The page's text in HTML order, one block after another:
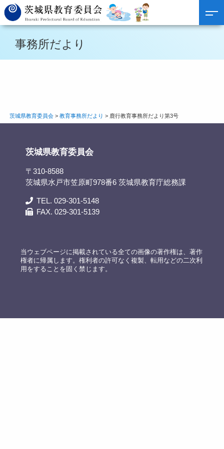
事務所だより
茨城県教育委員会> 教育事務所だより > 鹿行教育事務所だより第3号
茨城県教育委員会
〒310-8588
茨城県水戸市笠原町978番6 茨城県教育庁総務課
TEL. 029-301-5148
FAX. 029-301-5139
当ウェブページに掲載されている全ての画像の著作権は、著作
権者に帰属します。権利者の許可なく複製、転用などの二次利
用をすることを固く禁じます。